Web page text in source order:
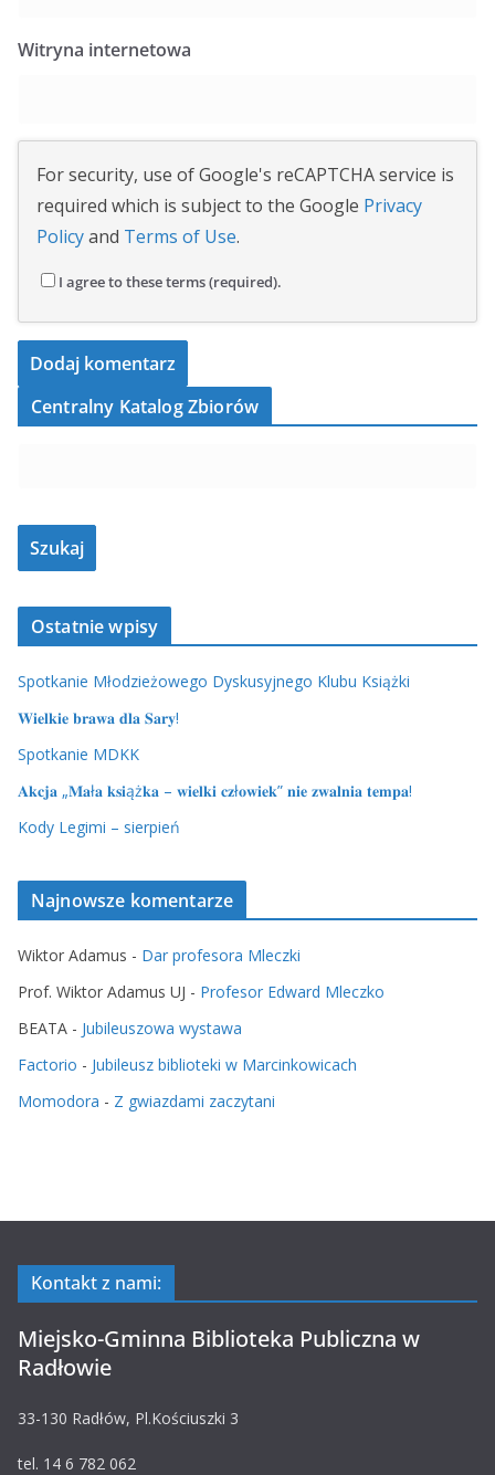
Witryna internetowa
For security, use of Google's reCAPTCHA service is
required which is subject to the Google Privacy
Policyand Terms of Use.
I agree to these terms (required).
Centralny Katalog Zbiorów
Ostatnie wpisy
Spotkanie Młodzieżowego Dyskusyjnego Klubu Książki
𝐖𝐢𝐞𝐥𝐤𝐢𝐞 𝐛𝐫𝐚𝐰𝐚 𝐝𝐥𝐚 𝐒𝐚𝐫𝐲!
Spotkanie MDKK
𝐀𝐤𝐜𝐣𝐚 „𝐌𝐚ł𝐚 𝐤𝐬𝐢ąż𝐤𝐚 – 𝐰𝐢𝐞𝐥𝐤𝐢 𝐜𝐳ł𝐨𝐰𝐢𝐞𝐤” 𝐧𝐢𝐞 𝐳𝐰𝐚𝐥𝐧𝐢𝐚 𝐭𝐞𝐦𝐩𝐚!
Kody Legimi – sierpień
Najnowsze komentarze
Wiktor Adamus - Dar profesora Mleczki
Prof. Wiktor Adamus UJ - Profesor Edward Mleczko
BEATA - Jubileuszowa wystawa
Factorio - Jubileusz biblioteki w Marcinkowicach
Momodora - Z gwiazdami zaczytani
Kontakt z nami:
Miejsko-Gminna Biblioteka Publiczna w
Radłowie
33-130 Radłów, Pl.Kościuszki 3
tel. 14 6 782 062